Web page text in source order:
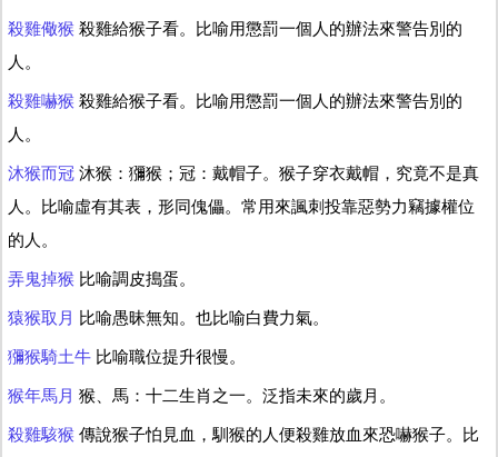
殺雞儆猴 殺雞給猴子看。比喻用懲罰一個人的辦法來警告別的
人。
殺雞嚇猴 殺雞給猴子看。比喻用懲罰一個人的辦法來警告別的
人。
沐猴而冠 沐猴：獼猴；冠：戴帽子。猴子穿衣戴帽，究竟不是真
人。比喻虛有其表，形同傀儡。常用來諷刺投靠惡勢力竊據權位
的人。
弄鬼掉猴 比喻調皮搗蛋。
猿猴取月 比喻愚昧無知。也比喻白費力氣。
獼猴騎土牛 比喻職位提升很慢。
猴年馬月 猴、馬：十二生肖之一。泛指未來的歲月。
殺雞駭猴 傳說猴子怕見血，馴猴的人便殺雞放血來恐嚇猴子。比